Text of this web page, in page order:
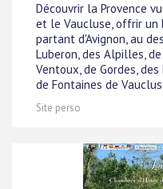
Découvrir la Provence
et le Vaucluse, offrir un
partant d'Avignon, au
Luberon, des Alpilles,
Ventoux, de Gordes,
de Fontaines de
Site perso